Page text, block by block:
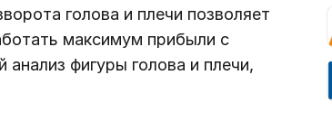
голова и плечи позволяет
максимум прибыли с
фигуры голова и плечи,